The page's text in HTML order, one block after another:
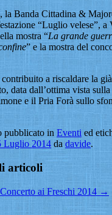
la Banda Cittadina &
“Luglio velese”, a
mostra “La grande
” e la mostra del
a riscaldare la
data dall’ottima vista
e il Pria Forà sullo
pubblicato in Eventi ed
Luglio 2014 da davide.
articoli
Concerto ai Freschi 2014 →